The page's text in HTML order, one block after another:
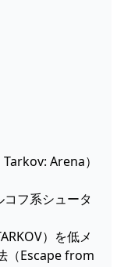
Arena）
フ系シュータ
）を低メ
（Escape from